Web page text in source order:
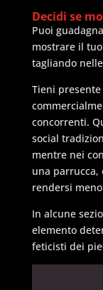
Decidi se
Puoi
mostrare il
tagliando
Tieni
concorrenti.
social
mentre nei
una parrucca,
rendersi
In alcune
elemento
feticisti dei